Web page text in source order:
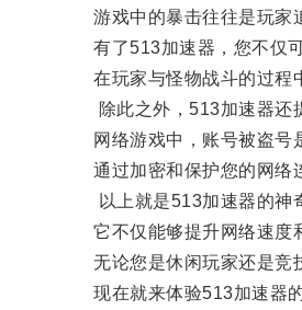
游戏中的暴击往往是玩家追
有了513加速器，您不仅可
在玩家与怪物战斗的过程中
除此之外，513加速器还提
网络游戏中，账号被盗号是
通过加密和保护您的网络连
以上就是513加速器的神奇
它不仅能够提升网络速度和
无论您是休闲玩家还是竞技
现在就来体验513加速器的